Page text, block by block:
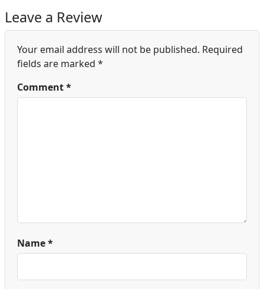
Leave a Review
Your email address will not be published. Required
fields are marked *
Comment*
Name*